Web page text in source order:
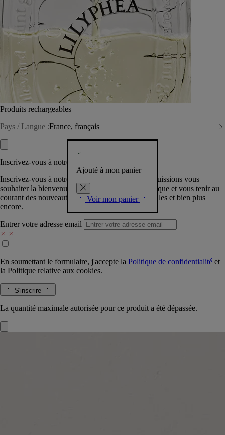
Produits rechargeables
Pays / Langue :France, français
Ajouté à mon panier
Voir mon panier
Inscrivez-vous à notre Newsletter
Inscrivez-vous à notre newsletter pour que nous puissions vous
souhaiter la bienvenue dans la communauté Diptyque et vous tenir au
courant des nouveautés, événements, offres spéciales et bien plus
encore.
Entrer votre adresse email
En soumettant le formulaire, j'accepte la Politique de confidentialité et
la Politique relative aux cookies.
S'inscrire
La quantité maximale autorisée pour ce produit a été dépassée.